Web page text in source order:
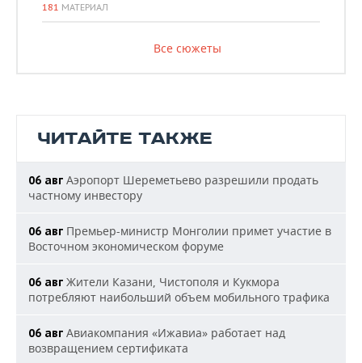
181 МАТЕРИАЛ
Все сюжеты
ЧИТАЙТЕ ТАКЖЕ
06 авг Аэропорт Шереметьево разрешили продать
частному инвестору
06 авг Премьер-министр Монголии примет участие в
Восточном экономическом форуме
06 авг Жители Казани, Чистополя и Кукмора
потребляют наибольший объем мобильного трафика
06 авг Авиакомпания «Ижавиа» работает над
возвращением сертификата